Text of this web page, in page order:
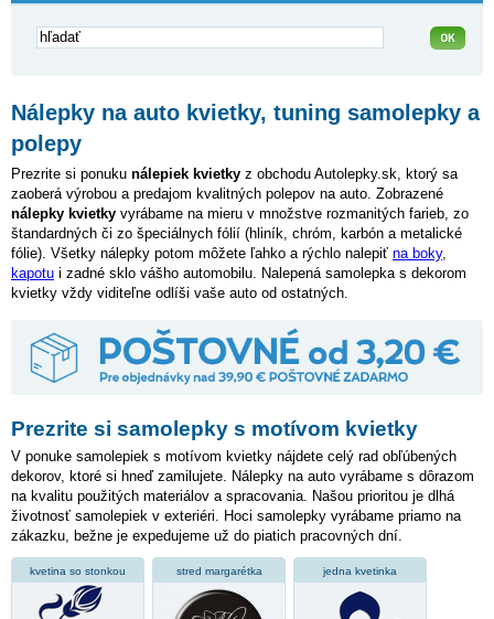
Nálepky na auto kvietky, tuning samolepky a
polepy
Prezrite si ponuku nálepiek kvietky z obchodu Autolepky.sk, ktorý sa
zaoberá výrobou a predajom kvalitných polepov na auto. Zobrazené
nálepky kvietky vyrábame na mieru v množstve rozmanitých farieb, zo
štandardných či zo špeciálnych fólií (hliník, chróm, karbón a metalické
fólie). Všetky nálepky potom môžete ľahko a rýchlo nalepiť na boky,
kapotu i zadné sklo vášho automobilu. Nalepená samolepka s dekorom
kvietky vždy viditeľne odlíši vaše auto od ostatných.
Prezrite si samolepky s motívom kvietky
V ponuke samolepiek s motívom kvietky nájdete celý rad obľúbených
dekorov, ktoré si hneď zamilujete. Nálepky na auto vyrábame s dôrazom
na kvalitu použitých materiálov a spracovania. Našou prioritou je dlhá
životnosť samolepiek v exteriéri. Hoci samolepky vyrábame priamo na
zákazku, bežne je expedujeme už do piatich pracovných dní.
kvetina so stonkou stred margarétka jedna kvetinka